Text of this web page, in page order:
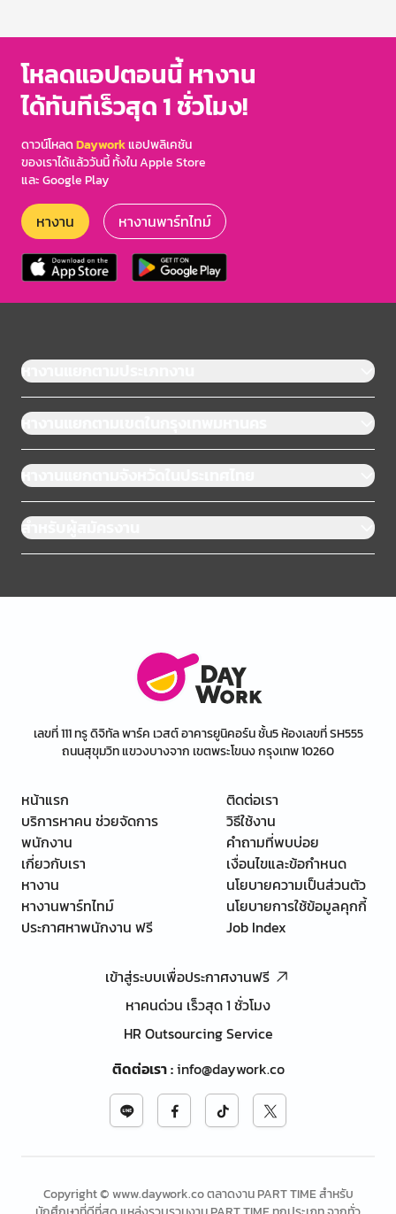
โหลดแอปตอนนี้ หางาน
ได้ทันทีเร็วสุด 1 ชั่วโมง!
ดาวน์โหลดDayworkแอปพลิเคชัน
ของเราได้แล้ววันนี้ ทั้งใน Apple Store
และ Google Play
หางาน หางานพาร์ทไทม์
หางานแยกตามประเภทงาน
หางานแยกตามเขตในกรุงเทพมหานคร
หางานแยกตามจังหวัดในประเทศไทย
สำหรับผู้สมัครงาน
เลขที่ 111 ทรู ดิจิทัล พาร์ค เวสต์ อาคารยูนิคอร์น ชั้น5 ห้องเลขที่ SH555
ถนนสุขุมวิท แขวงบางจาก เขตพระโขนง กรุงเทพ 10260
หน้าแรก
บริการหาคน ช่วยจัดการ
พนักงาน
เกี่ยวกับเรา
หางาน
หางานพาร์ทไทม์
ประกาศหาพนักงาน ฟรี
ติดต่อเรา
วิธีใช้งาน
คำถามที่พบบ่อย
เงื่อนไขและข้อกำหนด
นโยบายความเป็นส่วนตัว
นโยบายการใช้ข้อมูลคุกกี้
Job Index
เข้าสู่ระบบเพื่อประกาศงานฟรี
หาคนด่วน เร็วสุด 1 ชั่วโมง
HR Outsourcing Service
ติดต่อเรา:info@daywork.co
Copyright © www.daywork.co ตลาดงาน PART TIME สำหรับ